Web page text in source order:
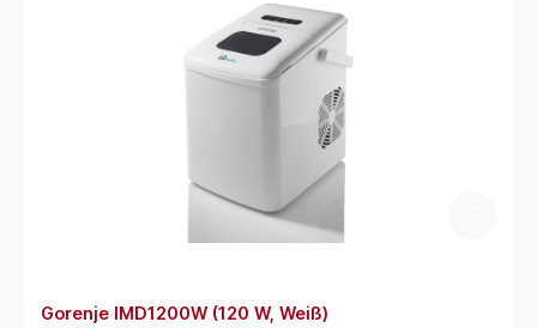
Gorenje IMD1200W (120 W, Weiß)